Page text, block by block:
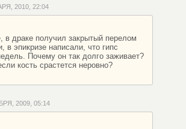
2010, 22:04
в драке получил закрытый перелом
в эпикризе написали, что гипс
Почему он так долго заживает?
кость срастется неровно?
2009, 05:14